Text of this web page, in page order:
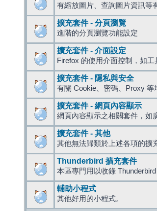
有縮放圖片、查詢圖片資訊等
擴充套件 - 分頁瀏覽
進階的分頁瀏覽功能設定
擴充套件 - 介面設定
Firefox 的使用介面控制，如
擴充套件 - 隱私與安全
有關 Cookie、密碼、Proxy
擴充套件 - 網頁內容顯示
網頁內容顯示之相關套件，如
擴充套件 - 其他
其他無法歸類於上述各項的擴
Thunderbird 擴充套件
本區專門用以收錄
輔助小程式
其他好用的小程式。